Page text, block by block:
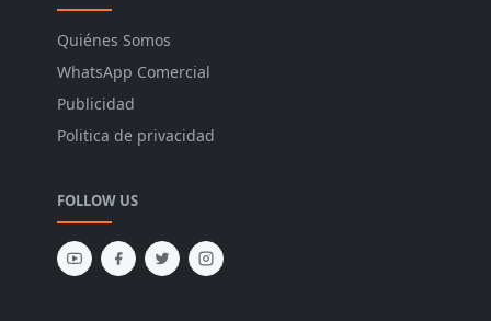
Quiénes Somos
WhatsApp Comercial
Publicidad
Politica de privacidad
FOLLOW US